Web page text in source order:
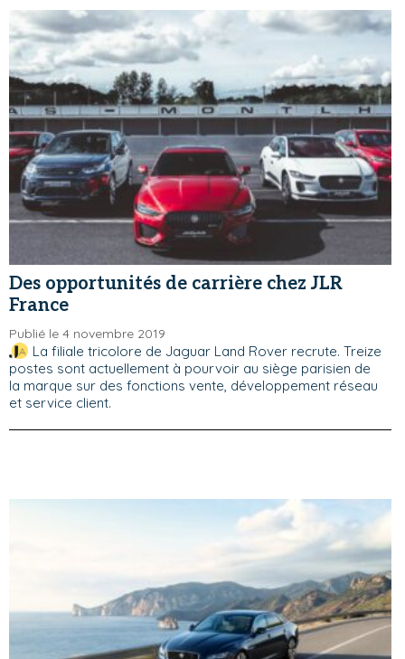
Des opportunités de carrière chez JLR
France
Publié le 4 novembre 2019
La filiale tricolore de Jaguar Land Rover recrute. Treize
postes sont actuellement à pourvoir au siège parisien de
la marque sur des fonctions vente, développement réseau
et service client.